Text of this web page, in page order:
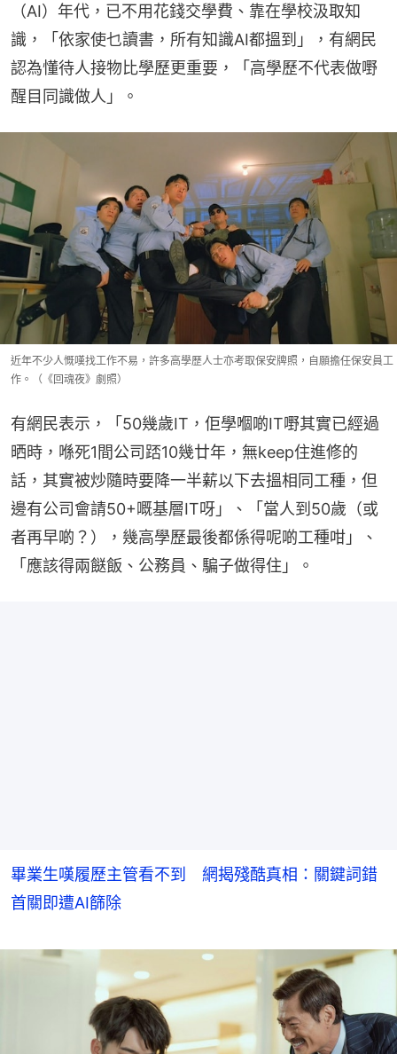
（AI）年代，已不用花錢交學費、靠在學校汲取知
識，「依家使乜讀書，所有知識AI都搵到」，有網民
認為懂待人接物比學歷更重要，「高學歷不代表做嘢
醒目同識做人」。
近年不少人慨嘆找工作不易，許多高學歷人士亦考取保安牌照，自願擔任保安員工
作。（《回魂夜》劇照）
有網民表示，「50幾歲IT，佢學嗰啲IT嘢其實已經過
晒時，喺死1間公司踎10幾廿年，無keep住進修的
話，其實被炒隨時要降一半薪以下去搵相同工種，但
邊有公司會請50+嘅基層IT呀」、「當人到50歲（或
者再早啲？），幾高學歷最後都係得呢啲工種咁」、
「應該得兩餸飯、公務員、騙子做得住」。
畢業生嘆履歷主管看不到 網揭殘酷真相：關鍵詞錯
首關即遭AI篩除